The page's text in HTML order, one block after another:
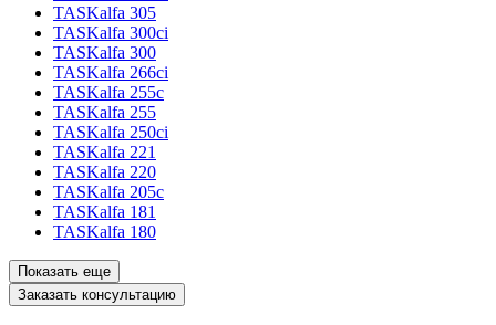
TASKalfa 305
TASKalfa 300ci
TASKalfa 300
TASKalfa 266ci
TASKalfa 255c
TASKalfa 255
TASKalfa 250ci
TASKalfa 221
TASKalfa 220
TASKalfa 205c
TASKalfa 181
TASKalfa 180
Показать еще
Заказать консультацию